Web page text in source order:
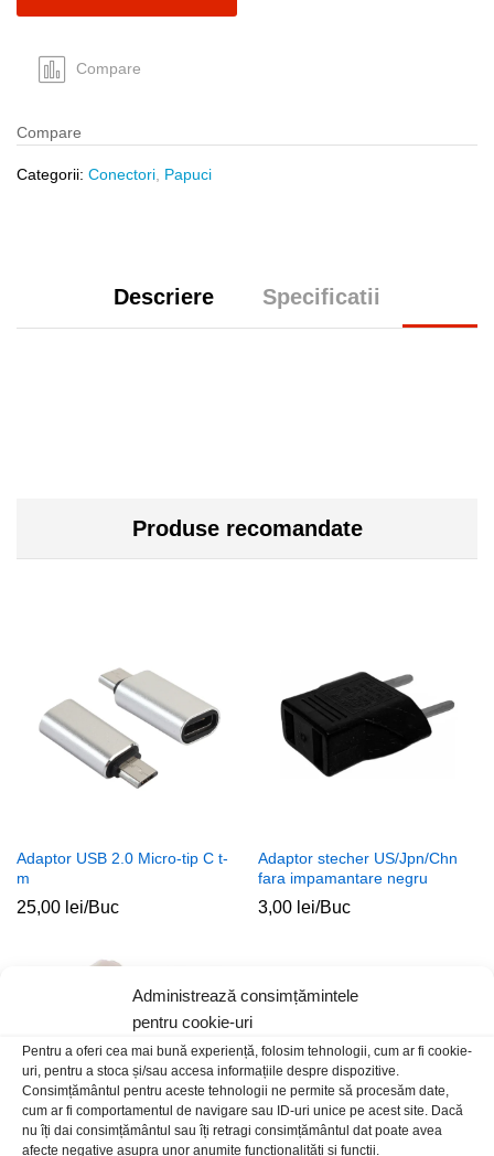
Administrează consimțămintele
pentru cookie-uri
Pentru a oferi cea mai bună experiență, folosim tehnologii, cum ar fi cookie-
uri, pentru a stoca și/sau accesa informațiile despre dispozitive.
Consimțământul pentru aceste tehnologii ne permite să procesăm date,
cum ar fi comportamentul de navigare sau ID-uri unice pe acest site. Dacă
nu îți dai consimțământul sau îți retragi consimțământul dat poate avea
afecte negative asupra unor anumite funcționalități și funcții.
izolat
Compare
Compare
Categorii: Conectori Papuci
Descriere Specificatii
Produse recomandate
Adaptor USB 2.0 Micro-tip C t-
m
25,00 lei/Buc
Adaptor stecher US/Jpn/Chn
fara impamantare negru
3,00 lei/Buc